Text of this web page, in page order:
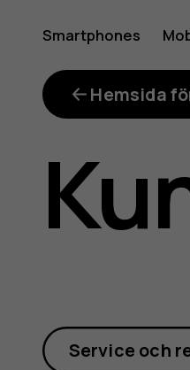
Var
Smartphones
Mitt konto
Hemsida
Service och